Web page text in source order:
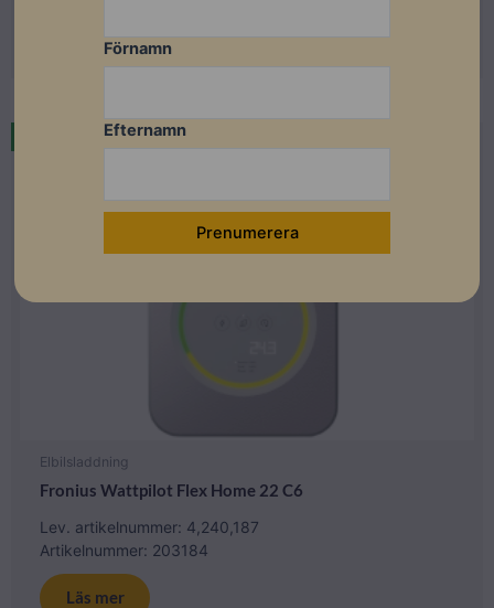
Läs mer
Elbilsladdning
Fronius Wattpilot Flex Home 22 C6
Lev. artikelnummer: 4,240,187
Artikelnummer: 203184
Läs mer
Förnamn
Efternamn